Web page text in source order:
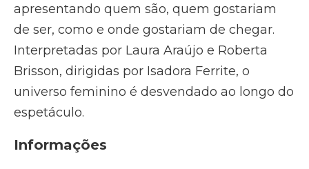
apresentando quem são, quem gostariam
de ser, como e onde gostariam de chegar.
Interpretadas por Laura Araújo e Roberta
Brisson, dirigidas por Isadora Ferrite, o
universo feminino é desvendado ao longo do
espetáculo.
Informações